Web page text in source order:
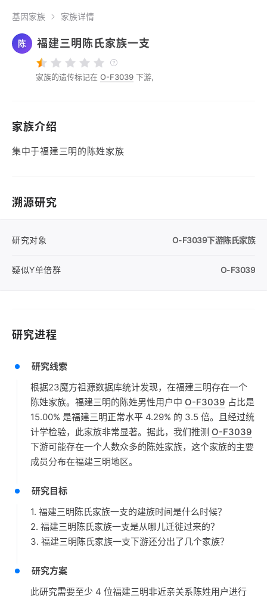
基因家族 家族详情
陈 福建三明陈氏家族一支
家族的遗传标记在 O-F3039 下游,
家族介绍
集中于福建三明的陈姓家族
溯源研究
研究对象 O-F3039下游陈氏家族
疑似Y单倍群 O-F3039
研究进程
研究线索
根据23魔方祖源数据库统计发现，在福建三明存在一个
陈姓家族。福建三明的陈姓男性用户中 O-F3039 占比是
15.00% 是福建三明正常水平 4.29% 的 3.5 倍。且经过统
计学检验，此家族非常显著。据此，我们推测 O-F3039
下游可能存在一个人数众多的陈姓家族，这个家族的主要
成员分布在福建三明地区。
研究目标
1. 福建三明陈氏家族一支的建族时间是什么时候？
2. 福建三明陈氏家族一支是从哪儿迁徙过来的？
3. 福建三明陈氏家族一支下游还分出了几个家族？
研究方案
此研究需要至少 4 位福建三明非近亲关系陈姓用户进行